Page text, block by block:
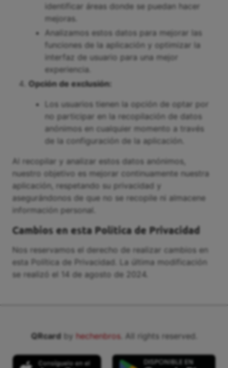
identificar áreas donde se puedan hacer
mejoras.
Analizamos estos datos para mejorar las
funciones de la aplicación y optimizar la
interfaz de usuario para una mejor
experiencia.
Opción de exclusión:
Los usuarios tienen la opción de optar por
no participar en la recopilación de datos
anónimos en cualquier momento a través
de la configuración de la aplicación.
Al recopilar y analizar estos datos anónimos,
nuestro objetivo es mejorar continuamente nuestra
aplicación, respetando su privacidad y
asegurándonos de que no se recopile ni almacene
información personal.
Cambios en esta Política de Privacidad
Nos reservamos el derecho de realizar cambios en
esta Política de Privacidad. La última modificación
se realizó el 14 de agosto de 2024.
QRcardby hechenbros. All rights reserved.